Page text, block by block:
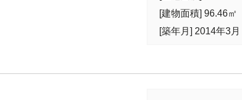
[建物面積] 96.46㎡
[築年月] 2014年3月